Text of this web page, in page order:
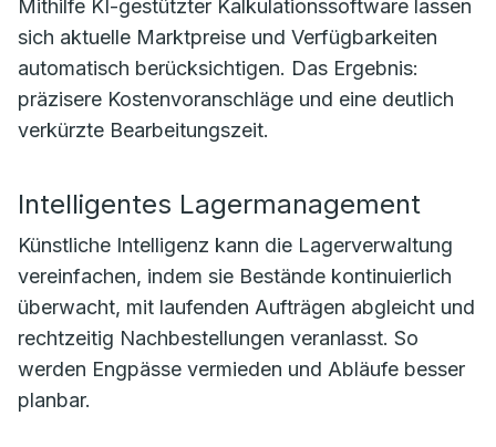
Mithilfe KI-gestützter Kalkulationssoftware lassen
sich aktuelle Marktpreise und Verfügbarkeiten
automatisch berücksichtigen. Das Ergebnis:
präzisere Kostenvoranschläge und eine deutlich
verkürzte Bearbeitungszeit.
Intelligentes Lagermanagement
Künstliche Intelligenz kann die Lagerverwaltung
vereinfachen, indem sie Bestände kontinuierlich
überwacht, mit laufenden Aufträgen abgleicht und
rechtzeitig Nachbestellungen veranlasst. So
werden Engpässe vermieden und Abläufe besser
planbar.